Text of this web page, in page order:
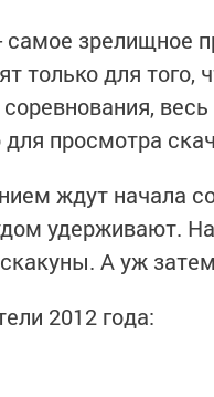
самое зре­лищное
только для того,
просмотра
ждут на­чала
удерживают.
А уж
2012 года: